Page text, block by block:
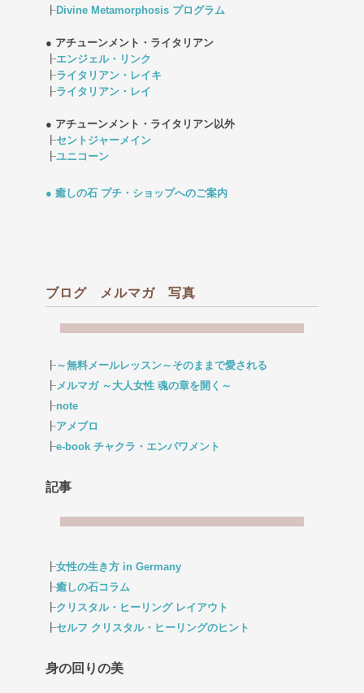
┠Divine Metamorphosis プログラム
● アチューンメント・ライタリアン
┠エンジェル・リンク
┠ライタリアン・レイキ
┠ライタリアン・レイ
● アチューンメント・ライタリアン以外
┠セントジャーメイン
┠ユニコーン
● 癒しの石 プチ・ショップへのご案内
ブログ メルマガ 写真
┠～無料メールレッスン～そのままで愛される
┠ メルマガ ～大人女性 魂の章を開く～
┠note
┠アメブロ
┠e-book チャクラ・エンパワメント
記事
┠女性の生き方 in Germany
┠癒しの石コラム
┠クリスタル・ヒーリング レイアウト
┠セルフ クリスタル・ヒーリングのヒント
身の回りの美